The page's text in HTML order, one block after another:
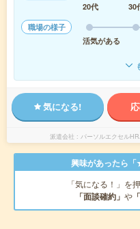
20代
30
職場の様子
活気がある
気になる!
派遣会社 パーソルエクセル
興味があったら
「気になる！」を
「面談確約」 や